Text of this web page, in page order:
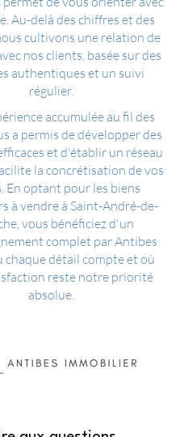
Au-delà des chiffres et des
cultivons une relation de
nos clients, basée sur des
authentiques et un suivi
régulier.
accumulée au fil des
a permis de développer des
et d'établir un réseau
la concrétisation de vos
En optant pour les biens
à vendre à Saint-André-de-
vous bénéficiez d'un
complet par Antibes
chaque détail compte et où
reste notre priorité
absolue.